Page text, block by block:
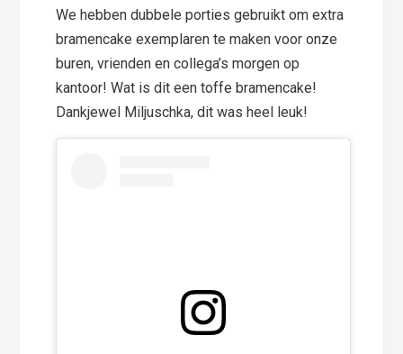
We hebben dubbele porties gebruikt om extra
bramencake exemplaren te maken voor onze
buren, vrienden en collega’s morgen op
kantoor! Wat is dit een toffe bramencake!
Dankjewel Miljuschka, dit was heel leuk!